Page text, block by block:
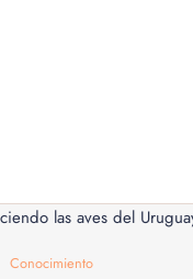
Conocimiento